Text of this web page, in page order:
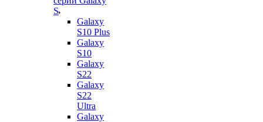
S
Galaxy
S10 Plus
Galaxy
S10
Galaxy
S22
Galaxy
S22
Ultra
Galaxy